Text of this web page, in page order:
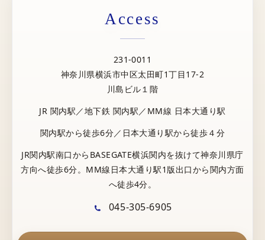
Access
231-0011
神奈川県横浜市中区太田町1丁目17-2
川島ビル１階
JR 関内駅／地下鉄 関内駅／MM線 日本大通り駅
関内駅から徒歩6分／日本大通り駅から徒歩４分
JR関内駅南口からBASEGATE横浜関内を抜けて神奈川県庁
方向へ徒歩6分。MM線日本大通り駅1版出口から関内方面
へ徒歩4分。
045-305-6905